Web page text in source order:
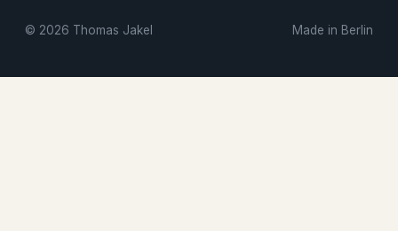
© 2026 Thomas Jakel Made in Berlin